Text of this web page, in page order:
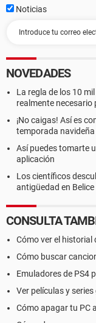
Noticias
NOVEDADES
La regla de los 10
realmente necesario
¡No caigas! Así es
temporada navideña
Así puedes tomarte
aplicación
Los científicos
antigüedad en Belice
CONSULTA
Cómo ver el
Cómo buscar
Emuladores de PS4
Ver películas y
Cómo apagar tu PC